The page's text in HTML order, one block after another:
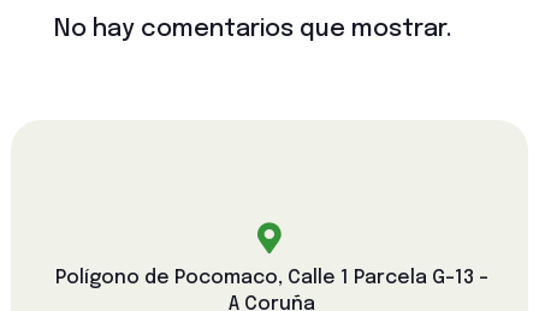
No hay comentarios que mostrar.

Polígono de Pocomaco, Calle 1 Parcela G-13 -
A Coruña